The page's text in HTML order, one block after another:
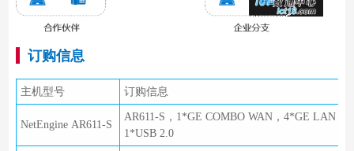
订购信息
主机型号 订购信息
NetEngine AR611-S
AR611-S，1*GE COMBO WAN，4*GE LAN，
1*USB 2.0